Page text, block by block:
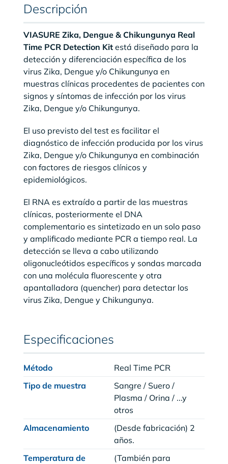
Descripción
VIASURE Zika, Dengue & Chikungunya Real
Time PCR Detection Kitestá diseñado para la
detección y diferenciación específica de los
virus Zika, Dengue y/o Chikungunya en
muestras clínicas procedentes de pacientes con
signos y síntomas de infección por los virus
Zika, Dengue y/o Chikungunya.
El uso previsto del test es facilitar el
diagnóstico de infección producida por los virus
Zika, Dengue y/o Chikungunya en combinación
con factores de riesgos clínicos y
epidemiológicos.
El RNA es extraído a partir de las muestras
clínicas, posteriormente el DNA
complementario es sintetizado en un solo paso
y amplificado mediante PCR a tiempo real. La
detección se lleva a cabo utilizando
oligonucleótidos específicos y sondas marcada
con una molécula fluorescente y otra
apantalladora (quencher) para detectar los
virus Zika, Dengue y Chikungunya.
Especificaciones
Método
Real Time PCR
Tipo de muestra
Sangre / Suero /
Plasma / Orina / ...y
otros
Almacenamiento
(Desde fabricación) 2
años.
Temperatura de
(También para